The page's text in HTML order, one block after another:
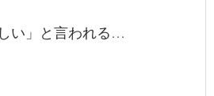
い」と言われる…